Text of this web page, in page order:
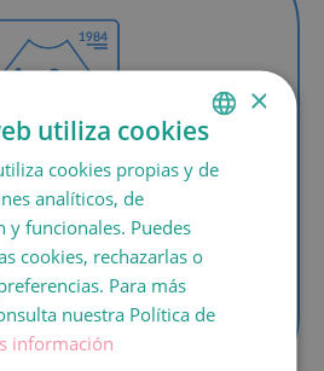
1984
en España el primer bebé
in vitroen nuestro centro
llevó a cabo el primer
donación de óvulos en
con el nacimiento de
mellizos.
SPANISH
×
utiliza cookies
cookies propias y de
analíticos, de
y funcionales. Puedes
cookies, rechazarlas o
Para más
nuestra Política de
información